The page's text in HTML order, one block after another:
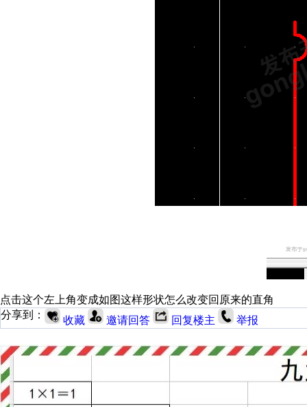
点击这个左上角变成如图这样形状怎么改变回原来的直角
分享到：
收藏 邀请回答 回复楼主 举报